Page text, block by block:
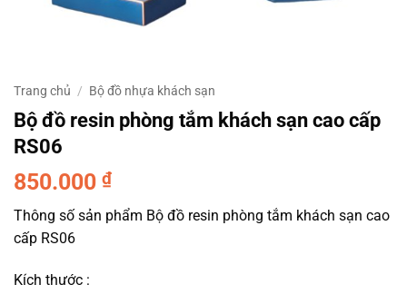
Trang chủ / Bộ đồ nhựa khách sạn
Bộ đồ resin phòng tắm khách sạn cao cấp
RS06
850.000 ₫
Thông số sản phẩm Bộ đồ resin phòng tắm khách sạn cao
cấp RS06
Kích thước :